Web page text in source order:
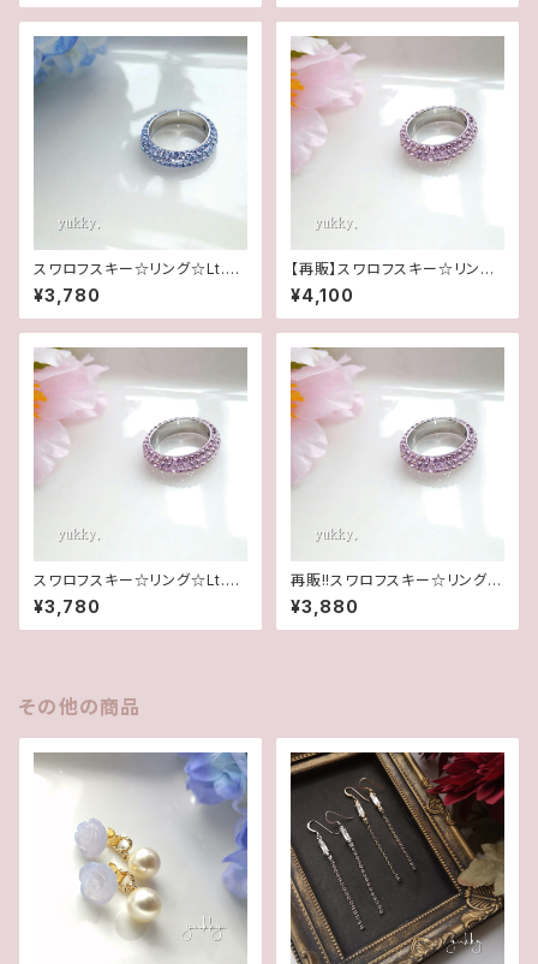
スワロフスキー☆リング☆Lt.サ
ファイヤ5.5号
¥3,780
【再販】スワロフスキー☆リング
☆アメジスト(16.5号)
¥4,100
スワロフスキー☆リング☆Lt.ア
メジスト(5.5号)
¥3,780
再販!!スワロフスキー☆リング☆
Lt.アメジスト(11.5号)
¥3,880
その他の商品